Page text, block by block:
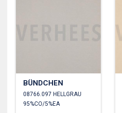
BÜNDCHEN
08766.097 HELLGRAU
95%CO/5%EA